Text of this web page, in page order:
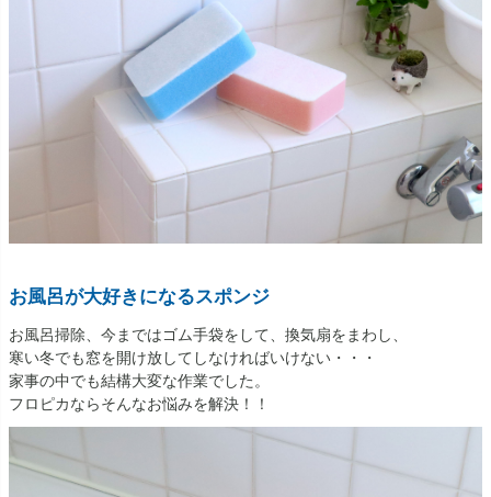
お風呂が大好きになるスポンジ
お風呂掃除、今まではゴム手袋をして、換気扇をまわし、
寒い冬でも窓を開け放してしなければいけない・・・
家事の中でも結構大変な作業でした。
フロピカならそんなお悩みを解決！！